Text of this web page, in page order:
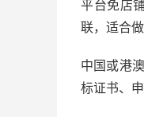
平台免店
联，适合
中国或港
标证书、